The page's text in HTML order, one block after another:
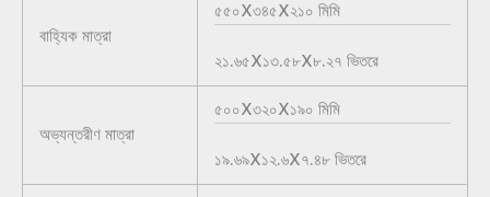
বাহ্যিক মাত্রা
৫৫০X৩৪৫X২১০ মিমি
২১.৬৫X১৩.৫৮X৮.২৭ ভিতরে
অভ্যন্তরীণ মাত্রা
৫০০X৩২০X১৯০ মিমি
১৯.৬৯X১২.৬X৭.৪৮ ভিতরে